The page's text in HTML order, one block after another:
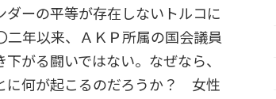
ーの平等が存在しないトルコに
年以来、ＡＫＰ所属の国会議員
がる闘いではない。なぜなら、
に何が起こるのだろうか？ 女性